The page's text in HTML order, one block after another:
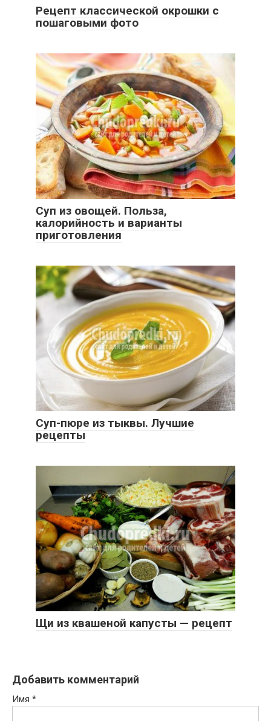
Рецепт классической окрошки с
пошаговыми фото
Суп из овощей. Польза,
калорийность и варианты
приготовления
Суп-пюре из тыквы. Лучшие
рецепты
Щи из квашеной капусты — рецепт
Добавить комментарий
Имя *